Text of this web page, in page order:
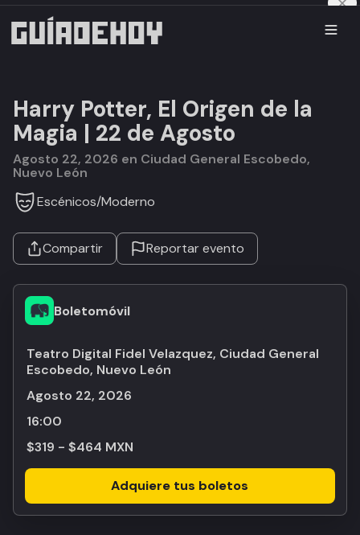
Harry Potter, El Origen de la
Magia | 22 de Agosto
agosto 22, 2026 en Ciudad General Escobedo,
Nuevo León
Escénicos/Moderno
Compartir Reportar evento
Boletomóvil
Teatro Digital Fidel Velazquez, Ciudad General
Escobedo, Nuevo León
agosto 22, 2026
16:00
$319 - $464 MXN
Adquiere tus boletos